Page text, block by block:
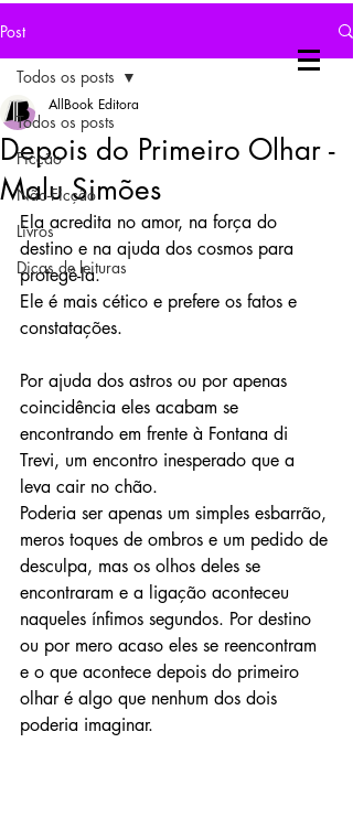
Post
Todos os posts
Ficção
Não-Ficção
Livros
Dicas de leituras
Todos os posts
Depois do Primeiro Olhar -
Malu Simões
AllBook Editora
Ela acredita no amor, na força do
destino e na ajuda dos cosmos para
protegê-la.
Ele é mais cético e prefere os fatos e
constatações.
Por ajuda dos astros ou por apenas
coincidência eles acabam se
encontrando em frente à Fontana di
Trevi, um encontro inesperado que a
leva cair no chão.
Poderia ser apenas um simples esbarrão,
meros toques de ombros e um pedido de
desculpa, mas os olhos deles se
encontraram e a ligação aconteceu
naqueles ínfimos segundos. Por destino
ou por mero acaso eles se reencontram
e o que acontece depois do primeiro
olhar é algo que nenhum dos dois
poderia imaginar.